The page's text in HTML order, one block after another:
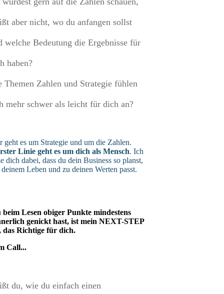
aber nicht, wo du anfangen sollst
welche Bedeutung die Ergebnisse für
haben?
Themen Zahlen und Strategie fühlen
mehr schwer als leicht für dich an?
geht es um Strategie und um die Zahlen.
Linie geht es um dich als Mensch. Ich
dich dabei, dass du dein Business so planst,
deinem Leben und zu deinen Werten passt.
beim Lesen obiger Punkte mindestens
genickt hast, ist mein NEXT-STEP
das Richtige für dich.
Call...
du, wie du einfach einen